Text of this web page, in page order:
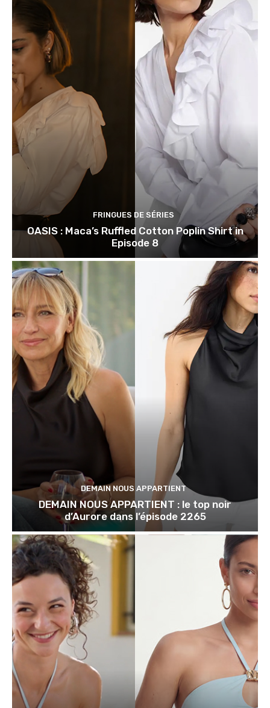
FRINGUES DE SÉRIES
OASIS : Maca’s Ruffled Cotton Poplin Shirt in
Episode 8
DEMAIN NOUS APPARTIENT
DEMAIN NOUS APPARTIENT : le top noir
d’Aurore dans l’épisode 2265